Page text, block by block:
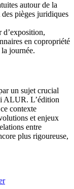
autour de la
pièges juridiques
d’exposition,
en copropriété
journée.
un sujet crucial
ALUR. L’édition
contexte
et enjeux
entre
plus rigoureuse,